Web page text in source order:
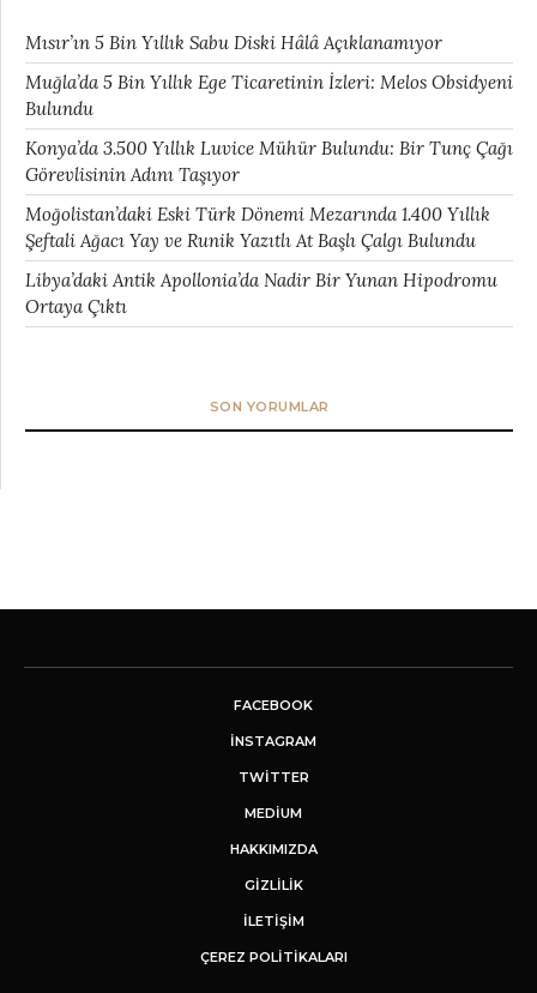
Mısır’ın 5 Bin Yıllık Sabu Diski Hâlâ Açıklanamıyor
Muğla’da 5 Bin Yıllık Ege Ticaretinin İzleri: Melos Obsidyeni
Bulundu
Konya’da 3.500 Yıllık Luvice Mühür Bulundu: Bir Tunç Çağı
Görevlisinin Adını Taşıyor
Moğolistan’daki Eski Türk Dönemi Mezarında 1.400 Yıllık
Şeftali Ağacı Yay ve Runik Yazıtlı At Başlı Çalgı Bulundu
Libya’daki Antik Apollonia’da Nadir Bir Yunan Hipodromu
Ortaya Çıktı
SON YORUMLAR
FACEBOOK
INSTAGRAM
TWITTER
MEDIUM
HAKKIMIZDA
GİZLİLİK
İLETIŞIM
ÇEREZ POLITIKALARI